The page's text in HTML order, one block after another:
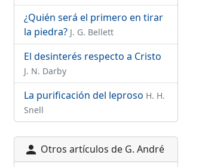
¿Quién será el primero en tirar
la piedra? J. G. Bellett
El desinterés respecto a Cristo
J. N. Darby
La purificación del leproso H. H.
Snell
person Otros artículos de G. André